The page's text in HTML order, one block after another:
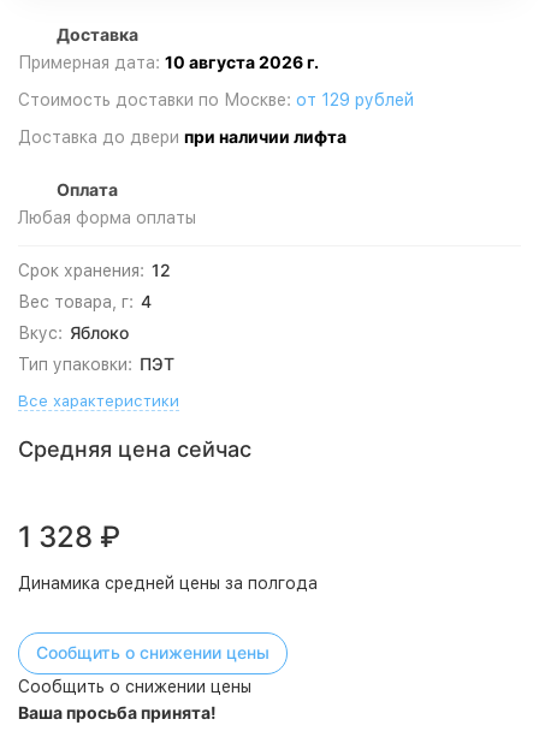
Доставка
Примерная дата: 10 августа 2026 г.
Стоимость доставки по Москве: от 129 рублей
Доставка до двери при наличии лифта
Оплата
Любая форма оплаты
Срок хранения: 12
Вес товара, г: 4
Вкус: Яблоко
Тип упаковки: ПЭТ
Все характеристики
Средняя цена сейчас
1 328 ₽
Динамика средней цены за полгода
Сообщить о снижении цены
Сообщить о снижении цены
Ваша просьба принята!